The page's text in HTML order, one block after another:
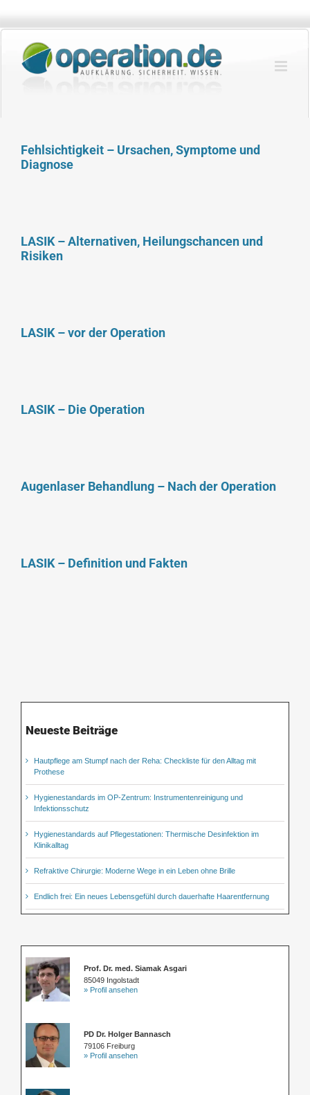
springen
Fehlsichtigkeit – Ursachen, Symptome und
Diagnose
LASIK – Alternativen, Heilungschancen und
Risiken
LASIK – vor der Operation
LASIK – Die Operation
Augenlaser Behandlung – Nach der Operation
LASIK – Definition und Fakten
Neueste Beiträge
Hautpflege am Stumpf nach der Reha: Checkliste für den Alltag mit
Prothese
Hygienestandards im OP-Zentrum: Instrumentenreinigung und
Infektionsschutz
Hygienestandards auf Pflegestationen: Thermische Desinfektion im
Klinikalltag
Refraktive Chirurgie: Moderne Wege in ein Leben ohne Brille
Endlich frei: Ein neues Lebensgefühl durch dauerhafte Haarentfernung
Prof. Dr. med. Siamak Asgari
85049 Ingolstadt
» Profil ansehen
PD Dr. Holger Bannasch
79106 Freiburg
» Profil ansehen